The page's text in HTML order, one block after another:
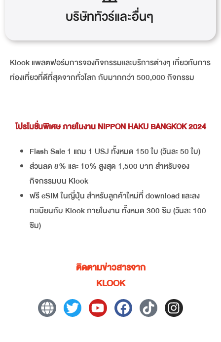
บริษัททัวร์และอื่นๆ
Klook แพลตฟอร์มการจองกิจกรรมและบริการต่างๆ เกี่ยวกับการ
ท่องเที่ยวที่ดีที่สุดจากทั่วโลก กับมากกว่า 500,000 กิจกรรม
โปรโมชั่นพิเศษ ภายในงาน NIPPON HAKU BANGKOK 2024
Flash Sale 1 แถม 1 USJ ทั้งหมด 150 ใบ (วันละ 50 ใบ)
ส่วนลด 8% และ 10% สูงสุด 1,500 บาท สำหรับจอง
กิจกรรมบน Klook
ฟรี eSIM ในญี่ปุ่น สำหรับลูกค้าใหม่ที่ download และลง
ทะเบียนกับ Klook ภายในงาน ทั้งหมด 300 ซิม (วันละ 100
ซิม)
ติดตามข่าวสารจาก
KLOOK